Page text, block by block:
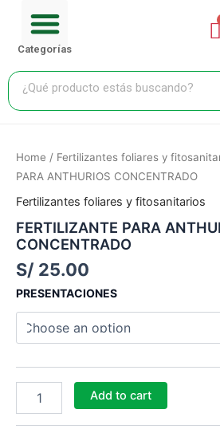
contenido
Menu
Categorías
Home / Fertilizantes foliares y
PARA ANTHURIOS CONCENTRADO
Fertilizantes foliares y fitosanitarios
FERTILIZANTE PARA
CONCENTRADO
S/ 25.00
PRESENTACIONES
ANTHURIOS
CONCENTRADO
quantity
Add to cart